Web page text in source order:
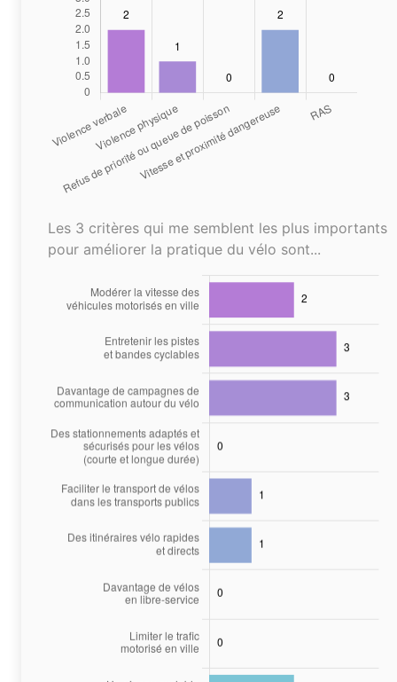
Les 3 critères qui me semblent les plus importants
pour améliorer la pratique du vélo sont...